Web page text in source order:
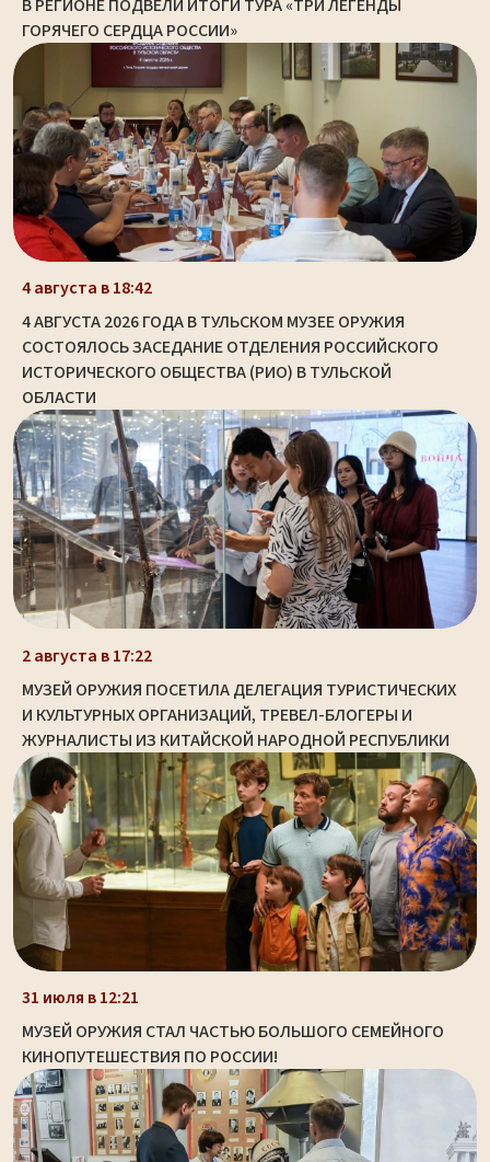
В РЕГИОНЕ ПОДВЕЛИ ИТОГИ ТУРА «ТРИ ЛЕГЕНДЫ
ГОРЯЧЕГО СЕРДЦА РОССИИ»
4 августа в 18:42
4 АВГУСТА 2026 ГОДА В ТУЛЬСКОМ МУЗЕЕ ОРУЖИЯ
СОСТОЯЛОСЬ ЗАСЕДАНИЕ ОТДЕЛЕНИЯ РОССИЙСКОГО
ИСТОРИЧЕСКОГО ОБЩЕСТВА (РИО) В ТУЛЬСКОЙ
ОБЛАСТИ
2 августа в 17:22
МУЗЕЙ ОРУЖИЯ ПОСЕТИЛА ДЕЛЕГАЦИЯ ТУРИСТИЧЕСКИХ
И КУЛЬТУРНЫХ ОРГАНИЗАЦИЙ, ТРЕВЕЛ-БЛОГЕРЫ И
ЖУРНАЛИСТЫ ИЗ КИТАЙСКОЙ НАРОДНОЙ РЕСПУБЛИКИ
31 июля в 12:21
МУЗЕЙ ОРУЖИЯ СТАЛ ЧАСТЬЮ БОЛЬШОГО СЕМЕЙНОГО
КИНОПУТЕШЕСТВИЯ ПО РОССИИ!